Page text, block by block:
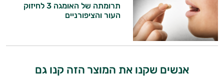
תרומתה של האומגה 3 לחיזוק
העור והציפורניים
אנשים שקנו את המוצר הזה קנו גם